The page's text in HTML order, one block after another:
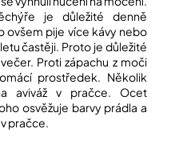
je důležité denně
ovšem pije více kávy nebo
častěji. Proto je důležité
Proti zápachu z moči
prostředek. Několik
aviváž v pračce. Ocet
osvěžuje barvy prádla a
pračce.